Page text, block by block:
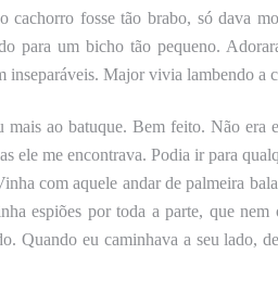
cachorro fosse tão brabo, só dava
para um bicho tão pequeno.
inseparáveis. Major vivia lambendo a
mais ao batuque. Bem feito. Não era
ele me encontrava. Podia ir para
com aquele andar de palmeira
espiões por toda a parte, que
Quando eu caminhava a seu lado,